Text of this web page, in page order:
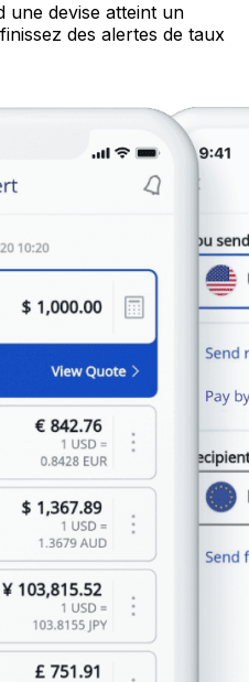
une devise atteint un
des alertes de taux